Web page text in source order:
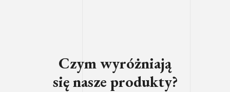
Czym wyróżniają
się nasze produkty?